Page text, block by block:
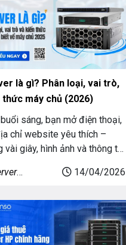
Chỉ khi hiểu rõ khác […]
là gì? Phân loại, vai trò,
thức máy chủ (2026)
sáng, bạn mở điện thoại,
chỉ website yêu thích –
vài giây, hình ảnh và thông tin
nhanh như vậy? Câu trả lời
trong các trung tâm dữ
(datacenter) Server […]
14/04/2026